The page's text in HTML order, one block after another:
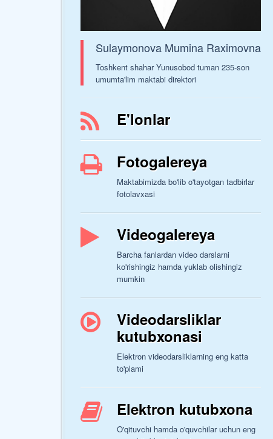
Sulaymonova Mumina Raximovna
Toshkent shahar Yunusobod tuman 235-son
umumta'lim maktabi direktori
E'lonlar
Fotogalereya
Maktabimizda bo'lib o'tayotgan tadbirlar
fotolavxasi
Videogalereya
Barcha fanlardan video darslarni
ko'rishingiz hamda yuklab olishingiz
mumkin
Videodarsliklar
kutubxonasi
Elektron videodarsliklarning eng katta
to'plami
Elektron kutubxona
O'qituvchi hamda o'quvchilar uchun eng